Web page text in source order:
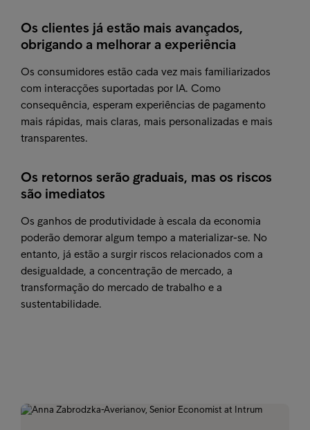
Os clientes já estão mais avançados,
obrigando a melhorar a experiência
Os consumidores estão cada vez mais familiarizados
com interacções suportadas por IA. Como
consequência, esperam experiências de pagamento
mais rápidas, mais claras, mais personalizadas e mais
transparentes.
Os retornos serão graduais, mas os riscos
são imediatos
Os ganhos de produtividade à escala da economia
poderão demorar algum tempo a materializar-se. No
entanto, já estão a surgir riscos relacionados com a
desigualdade, a concentração de mercado, a
transformação do mercado de trabalho e a
sustentabilidade.